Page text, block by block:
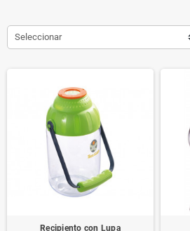
Seleccionar
Recipiento con Lupa